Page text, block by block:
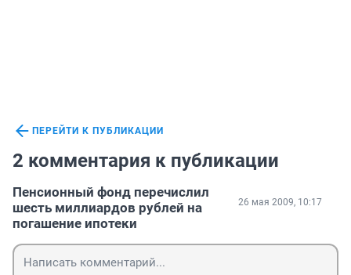
ПЕРЕЙТИ К ПУБЛИКАЦИИ
2 комментария к публикации
Пенсионный фонд перечислил
шесть миллиардов рублей на
погашение ипотеки
26 мая 2009, 10:17